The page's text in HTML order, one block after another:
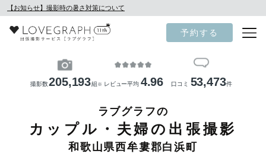
【お知らせ】撮影時の暑さ対策について
予約する
撮影数205,193組 ※ レビュー平均 4.96 口コミ 53,473件
ラブグラフの
カップル・夫婦の出張撮影
和歌山県西牟婁郡白浜町